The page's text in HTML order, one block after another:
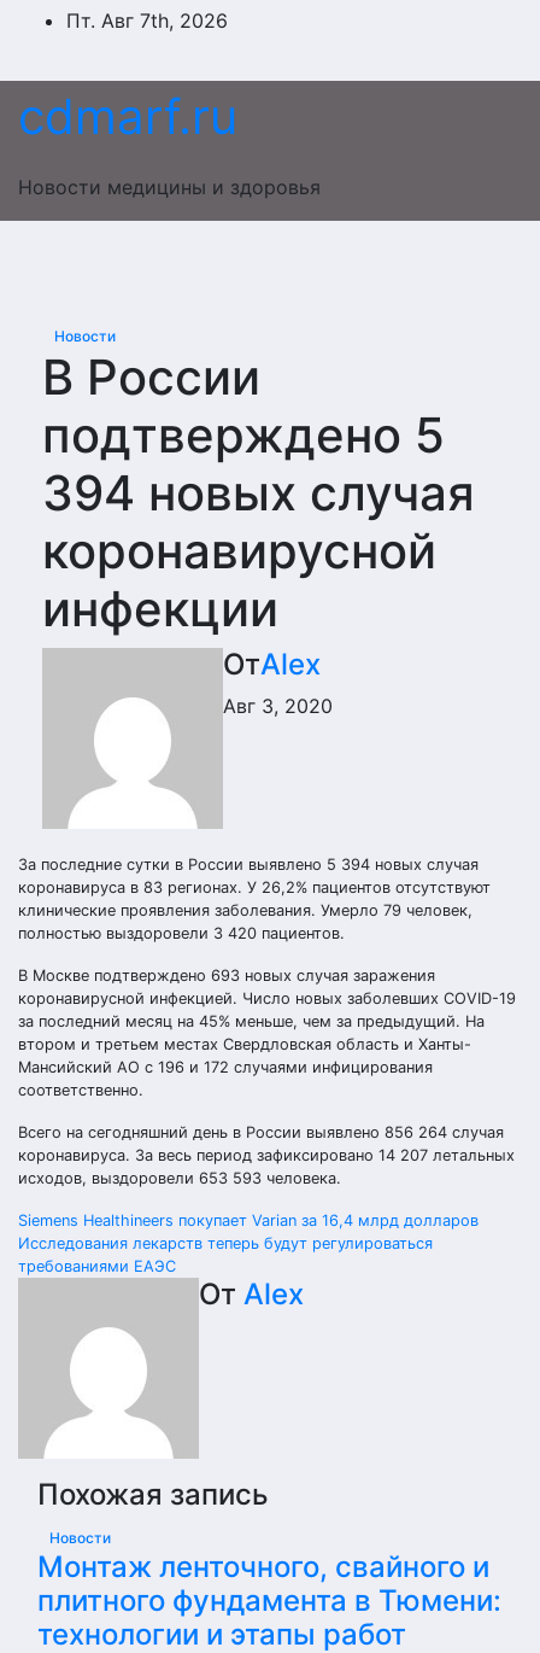
ПерейтиПт. Авг 7th, 2026
cdmarf.ru
Новости медицины и здоровья
Новости
В России
подтверждено 5
394 новых случая
коронавирусной
инфекции
ОтAlex
Авг 3, 2020
За последние сутки в России выявлено 5 394 новых случая
коронавируса в 83 регионах. У 26,2% пациентов отсутствуют
клинические проявления заболевания. Умерло 79 человек,
полностью выздоровели 3 420 пациентов.
В Москве подтверждено 693 новых случая заражения
коронавирусной инфекцией. Число новых заболевших COVID-19
за последний месяц на 45% меньше, чем за предыдущий. На
втором и третьем местах Свердловская область и Ханты-
Мансийский АО с 196 и 172 случаями инфицирования
соответственно.
Всего на сегодняшний день в России выявлено 856 264 случая
коронавируса. За весь период зафиксировано 14 207 летальных
исходов, выздоровели 653 593 человека.
Навигация
по
записям
Siemens Healthineers покупает Varian за 16,4 млрд долларов
Исследования лекарств теперь будут регулироваться
требованиями ЕАЭС
От Alex
Похожая запись
Новости
Монтаж ленточного, свайного и
плитного фундамента в Тюмени:
технологии и этапы работ